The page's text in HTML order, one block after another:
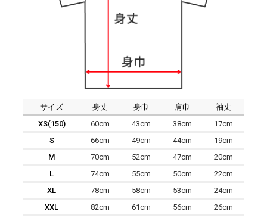
サイズ 身丈 身巾 肩巾
袖丈
XS(150)
60cm 43cm 38cm
17cm
S
66cm 49cm 44cm
19cm
M
70cm 52cm 47cm
20cm
L
74cm 55cm 50cm
22cm
XL
78cm 58cm 53cm
24cm
XXL
82cm 61cm 56cm 26cm